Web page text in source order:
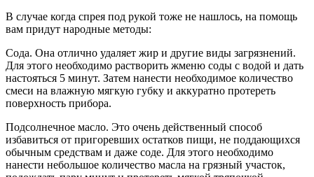
В случае когда спрея под рукой тоже не нашлось, на помощь
вам придут народные методы:
Сода. Она отлично удаляет жир и другие виды загрязнений.
Для этого необходимо растворить жменю соды с водой и дать
настояться 5 минут. Затем нанести необходимое количество
смеси на влажную мягкую губку и аккуратно протереть
поверхность прибора.
Подсолнечное масло. Это очень действенный способ
избавиться от пригоревших остатков пищи, не поддающихся
обычным средствам и даже соде. Для этого необходимо
нанести небольшое количество масла на грязный участок,